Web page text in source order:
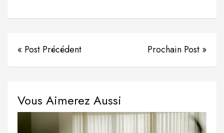
« Post Précédent Prochain Post »
Vous Aimerez Aussi